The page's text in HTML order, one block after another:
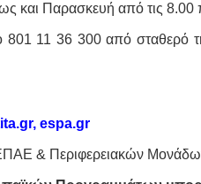
και Παρασκευή από τις 8.00
801 11 36 300 από σταθερό
, espa.gr
& Περιφερειακών